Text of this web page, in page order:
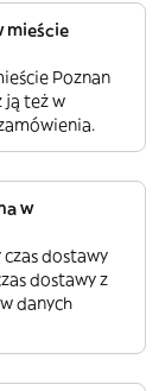
mieście
Poznan
ją też w
w
czas dostawy
dostawy z
danych